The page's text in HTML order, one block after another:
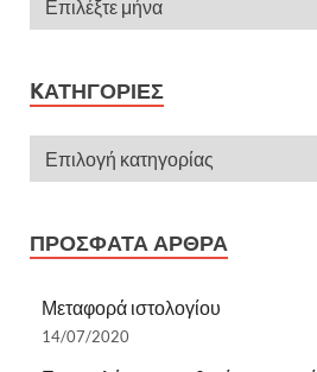
KΑΤΗΓΟΡΊΕΣ
ΠΡΌΣΦΑΤΑ ΆΡΘΡΑ
Μεταφορά ιστολογίου
14/07/2020